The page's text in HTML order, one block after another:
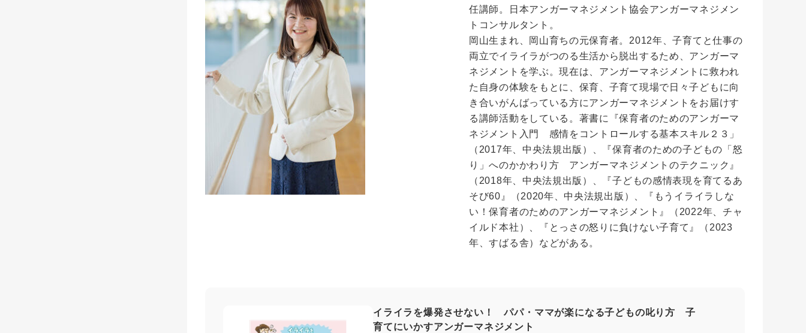
任講師。日本アンガーマネジメント協会アンガーマネジメン
トコンサルタント。
岡山生まれ、岡山育ちの元保育者。2012年、子育てと仕事の
両立でイライラがつのる生活から脱出するため、アンガーマ
ネジメントを学ぶ。現在は、アンガーマネジメントに救われ
た自身の体験をもとに、保育、子育て現場で日々子どもに向
き合いがんばっている方にアンガーマネジメントをお届けす
る講師活動をしている。著書に『保育者のためのアンガーマ
ネジメント入門 感情をコントロールする基本スキル２３」
（2017年、中央法規出版）、『保育者のための子どもの「怒
り」へのかかわり方 アンガーマネジメントのテクニック』
（2018年、中央法規出版）、『子どもの感情表現を育てるあ
そび60』（2020年、中央法規出版）、『もうイライラしな
い！保育者のためのアンガーマネジメント』（2022年、チャ
イルド本社）、『とっさの怒りに負けない子育て』（2023
年、すばる舎）などがある。
イライラを爆発させない！ パパ・ママが楽になる子どもの叱り方 子
育てにいかすアンガーマネジメント